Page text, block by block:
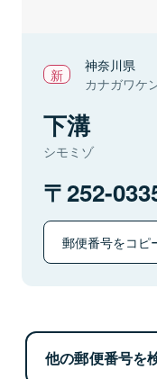
神奈川県
カナガワケ
下溝
シモミゾ
252-
郵便番号をコピ
他の郵便番号を